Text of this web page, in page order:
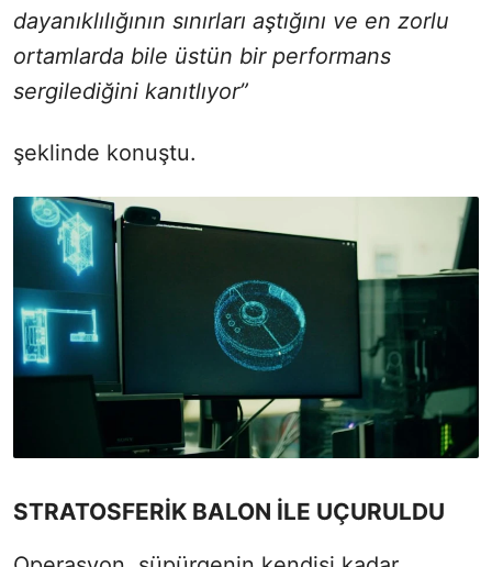
dayanıklılığının sınırları aştığını ve en zorlu
ortamlarda bile üstün bir performans
sergilediğini kanıtlıyor”
şeklinde konuştu.
STRATOSFERİK BALON İLE UÇURULDU